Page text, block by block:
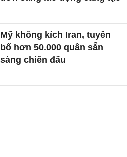
Mỹ không kích Iran, tuyên
bố hơn 50.000 quân sẵn
sàng chiến đấu